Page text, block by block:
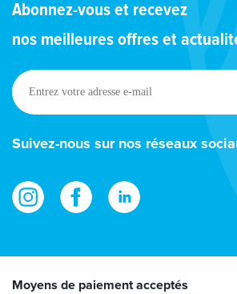
Abonnez-vous et recevez
nos meilleures offres et
Entrez
votre
adresse
e-
Suivez-nous sur nos réseaux
Moyens de paiement acceptés